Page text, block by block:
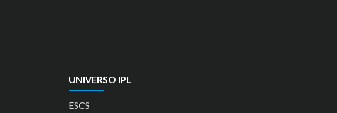
UNIVERSO IPL
ESCS